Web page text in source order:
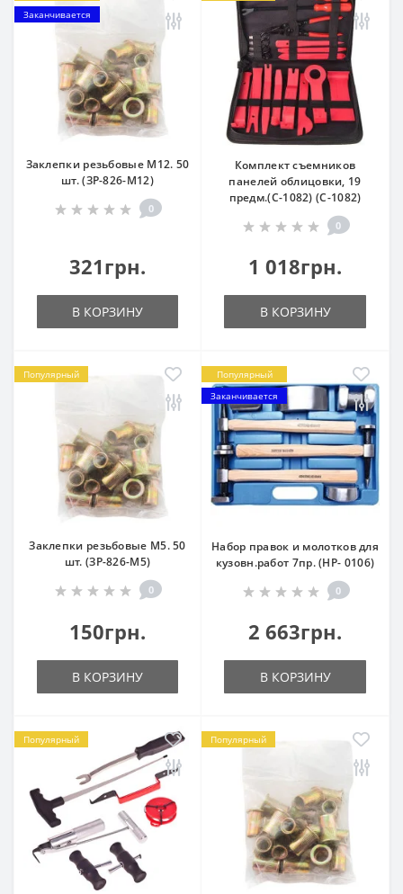
Заканчивается
Заклепки резьбовые М12. 50
шт. (ЗР-826-M12)
0
321грн.
В КОРЗИНУ
Комплект съемников
панелей облицовки, 19
предм.(С-1082) (С-1082)
0
1 018грн.
В КОРЗИНУ
Популярный
Заклепки резьбовые М5. 50
шт. (ЗР-826-M5)
0
150грн.
В КОРЗИНУ
Популярный
Заканчивается
Набор правок и молотков для
кузовн.работ 7пр. (НР- 0106)
0
2 663грн.
В КОРЗИНУ
Популярный Популярный